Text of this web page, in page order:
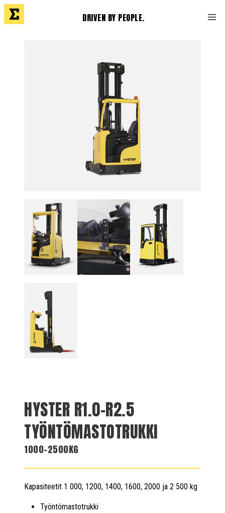
DRIVEN BY PEOPLE.
HYSTER R1.0-R2.5
TYÖNTÖMASTOTRUKKI
1000-2500KG
Kapasiteetit 1 000, 1200, 1400, 1600, 2000 ja 2 500 kg
Työntömastotrukki